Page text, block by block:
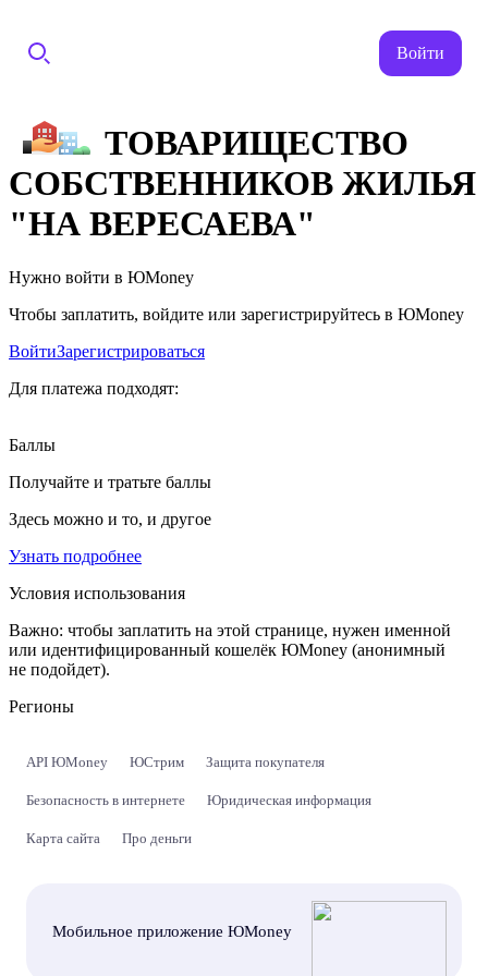
Войти
ТОВАРИЩЕСТВО
СОБСТВЕННИКОВ ЖИЛЬЯ
"НА ВЕРЕСАЕВА"
Нужно войти в ЮMoney
Чтобы заплатить, войдите или зарегистрируйтесь в ЮMoney
ВойтиЗарегистрироваться
Для платежа подходят:
Баллы
Получайте и тратьте баллы
Здесь можно и то, и другое
Узнать подробнее
Условия использования
Важно: чтобы заплатить на этой странице, нужен именной
или идентифицированный кошелёк ЮMoney (анонимный
не подойдет).
Регионы
API ЮMoney ЮСтрим Защита покупателя
Безопасность в интернете Юридическая информация
Карта сайта Про деньги
Мобильное приложение ЮMoney